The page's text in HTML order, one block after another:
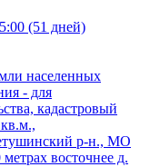
(51 дней)
населенных
- для
кадастровый
р-н., МО
восточнее д.